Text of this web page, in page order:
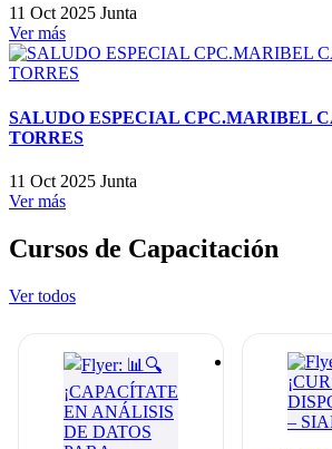
11 Oct 2025 Junta
Ver más
SALUDO ESPECIAL CPC.MARIBEL
TORRES
11 Oct 2025 Junta
Ver más
Cursos de Capacitación
Ver todos